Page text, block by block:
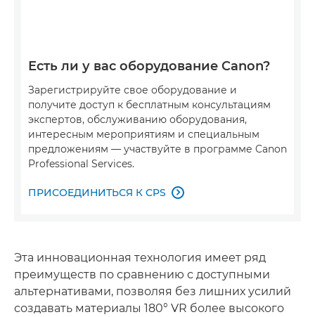
Есть ли у вас оборудование Canon?
Зарегистрируйте свое оборудование и
получите доступ к бесплатным консультациям
экспертов, обслуживанию оборудования,
интересным мероприятиям и специальным
предложениям — участвуйте в программе Canon
Professional Services.
ПРИСОЕДИНИТЬСЯ К CPS 
Эта инновационная технология имеет ряд
преимуществ по сравнению с доступными
альтернативами, позволяя без лишних усилий
создавать материалы 180° VR более высокого